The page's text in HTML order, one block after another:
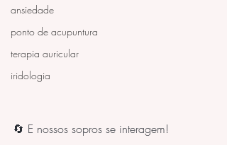
ansiedade
ponto de acupuntura
terapia auricular
iridologia
🔄 E nossos sopros se interagem!